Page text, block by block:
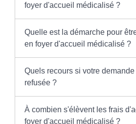
foyer d'accueil médicalisé ?
Quelle est la démarche pour
en foyer d'accueil médicalisé ?
Quels recours si votre demande
refusée ?
À combien s'élèvent les frais
foyer d'accueil médicalisé ?